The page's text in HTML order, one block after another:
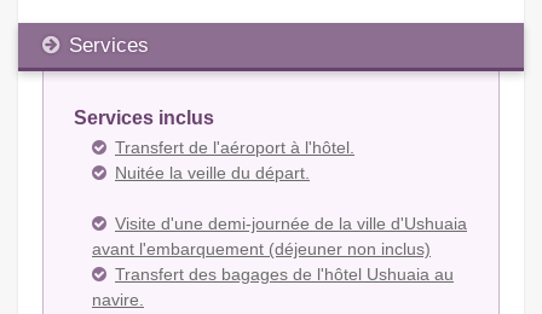
Services
Services inclus
Transfert de l'aéroport à l'hôtel.
Nuitée la veille du départ.
Visite d'une demi-journée de la ville d'Ushuaia
avant l'embarquement (déjeuner non inclus)
Transfert des bagages de l'hôtel Ushuaia au
navire.